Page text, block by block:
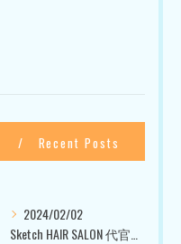
Recent Posts
2024/02/02